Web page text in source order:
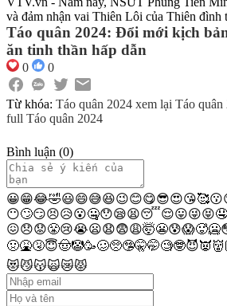
và đảm nhận vai Thiên Lôi của Thiên đình
Táo quân 2024: Đổi mới kịch
ăn tinh thần hấp dẫn
0 0
Từ khóa: Táo quân 2024 xem lại Táo quân
full Táo quân 2024
Bình luận (0)
😀😁😂🤣😃😄😅😆😉😊😋😎😍😘🥰😗
😶🙄😏😣😥😮🤐😯😪😫😴😌😛😜😝🤤
😖😞😟😤😢😭😦😧😨😩🤯😬😰😱🥵🥶
🤢🤮🤧😇🤠🤡🥳🥴🥺🤥🤫🤭🧐🤓😈👿👹
😻😼😽🙀😿😾